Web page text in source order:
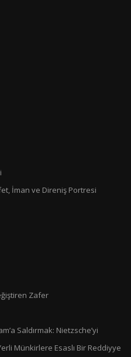
İman ve Direniş Portresi
Zafer
Saldırmak: Nietzsche’yi
Münkirlere Esaslı Bir Reddiyye